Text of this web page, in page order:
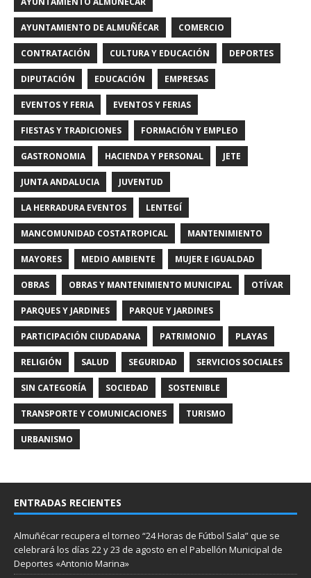
AYUNTAMIENTO DE ALMUÑÉCAR COMERCIO
CONTRATACIÓN CULTURA Y EDUCACIÓN DEPORTES
DIPUTACIÓN EDUCACIÓN EMPRESAS
EVENTOS Y FERIA EVENTOS Y FERIAS
FIESTAS Y TRADICIONES FORMACIÓN Y EMPLEO
GASTRONOMIA HACIENDA Y PERSONAL JETE
JUNTA ANDALUCIA JUVENTUD
LA HERRADURA EVENTOS LENTEGÍ
MANCOMUNIDAD COSTATROPICAL MANTENIMIENTO
MAYORES MEDIO AMBIENTE MUJER E IGUALDAD
OBRAS OBRAS Y MANTENIMIENTO MUNICIPAL OTÍVAR
PARQUES Y JARDINES PARQUE Y JARDINES
PARTICIPACIÓN CIUDADANA PATRIMONIO PLAYAS
RELIGIÓN SALUD SEGURIDAD SERVICIOS SOCIALES
SIN CATEGORÍA SOCIEDAD SOSTENIBLE
TRANSPORTE Y COMUNICACIONES TURISMO
URBANISMO
ENTRADAS RECIENTES
Almuñécar recupera el torneo “24 Horas de Fútbol Sala” que se
celebrará los días 22 y 23 de agosto en el Pabellón Municipal de
Deportes «Antonio Marina»